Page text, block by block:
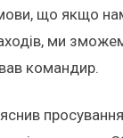
що якщо
ми
командир.